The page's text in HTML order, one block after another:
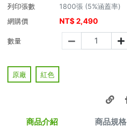
列印張數
1800張 (5%涵蓋率)
網購價
NT$ 2,490
數量
原廠 紅色
商品介紹 商品規格